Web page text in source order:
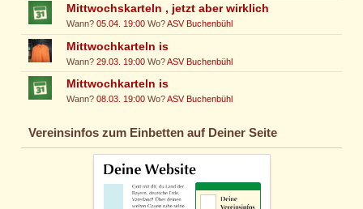
Mittwochskarteln , jetzt aber wirklich
Wann?05.04. 19:00 Wo?ASV Buchenbühl
Mittwochkarteln is
Wann?29.03. 19:00 Wo?ASV Buchenbühl
Mittwochkarteln is
Wann?08.03. 19:00 Wo?ASV Buchenbühl
Vereinsinfos zum Einbetten auf Deiner Seite